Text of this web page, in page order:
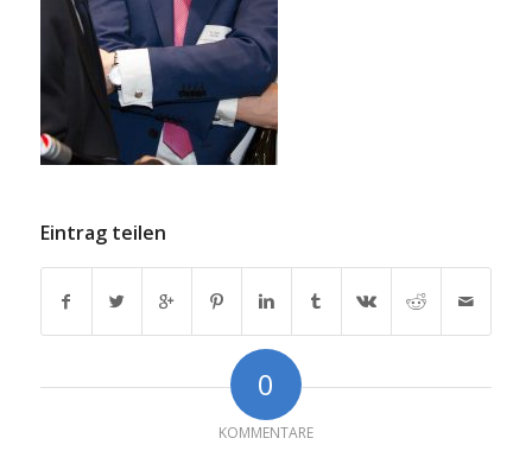
Eintrag teilen
0
KOMMENTARE